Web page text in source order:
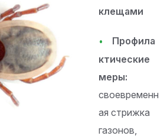
клещами
Профила
ктические
меры:
своевременн
ая стрижка
газонов,